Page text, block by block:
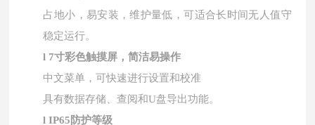
占地小，易安装，维护量低，可适合长时间无人值守
稳定运行。
l 7寸彩色触摸屏，简洁易操作
中文菜单，可快速进行设置和校准
具有数据存储、查阅和U盘导出功能。
lIP65防护等级